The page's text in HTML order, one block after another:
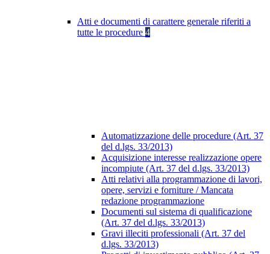
Atti e documenti di carattere generale riferiti a
tutte le procedure 4
Automatizzazione delle procedure (Art. 37
del d.lgs. 33/2013)
Acquisizione interesse realizzazione opere
incompiute (Art. 37 del d.lgs. 33/2013)
Atti relativi alla programmazione di lavori,
opere, servizi e forniture / Mancata
redazione programmazione
Documenti sul sistema di qualificazione
(Art. 37 del d.lgs. 33/2013)
Gravi illeciti professionali (Art. 37 del
d.lgs. 33/2013)